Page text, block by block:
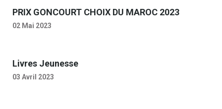
PRIX GONCOURT CHOIX DU MAROC 2023
02 Mai 2023
Livres Jeunesse
03 Avril 2023